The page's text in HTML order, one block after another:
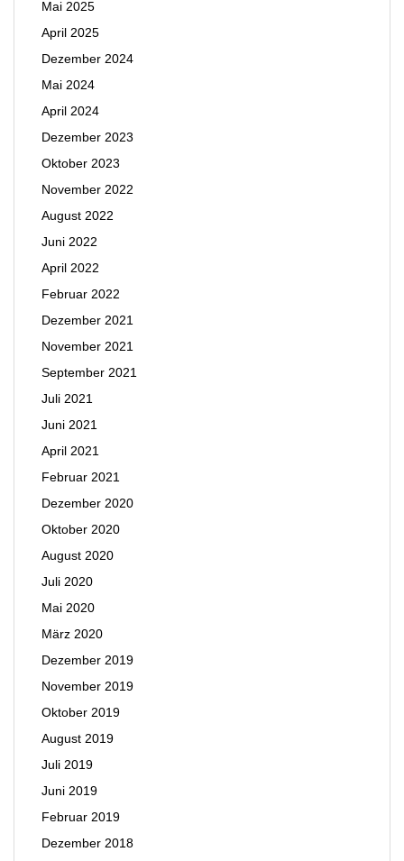
Mai 2025
April 2025
Dezember 2024
Mai 2024
April 2024
Dezember 2023
Oktober 2023
November 2022
August 2022
Juni 2022
April 2022
Februar 2022
Dezember 2021
November 2021
September 2021
Juli 2021
Juni 2021
April 2021
Februar 2021
Dezember 2020
Oktober 2020
August 2020
Juli 2020
Mai 2020
März 2020
Dezember 2019
November 2019
Oktober 2019
August 2019
Juli 2019
Juni 2019
Februar 2019
Dezember 2018